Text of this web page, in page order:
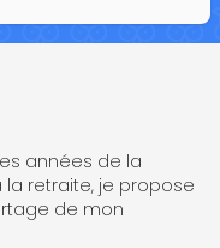
années de la
la retraite, je propose
de mon